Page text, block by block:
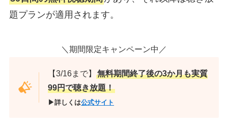
題プランが適用されます。
＼期間限定キャンペーン中／
【3/16まで】無料期間終了後の3か月も実質
99円で聴き放題！
▶詳しくは公式サイト